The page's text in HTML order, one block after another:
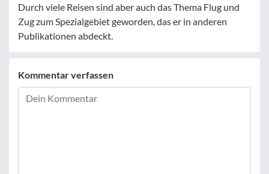
Durch viele Reisen sind aber auch das Thema Flug und
Zug zum Spezialgebiet geworden, das er in anderen
Publikationen abdeckt.
Kommentar verfassen